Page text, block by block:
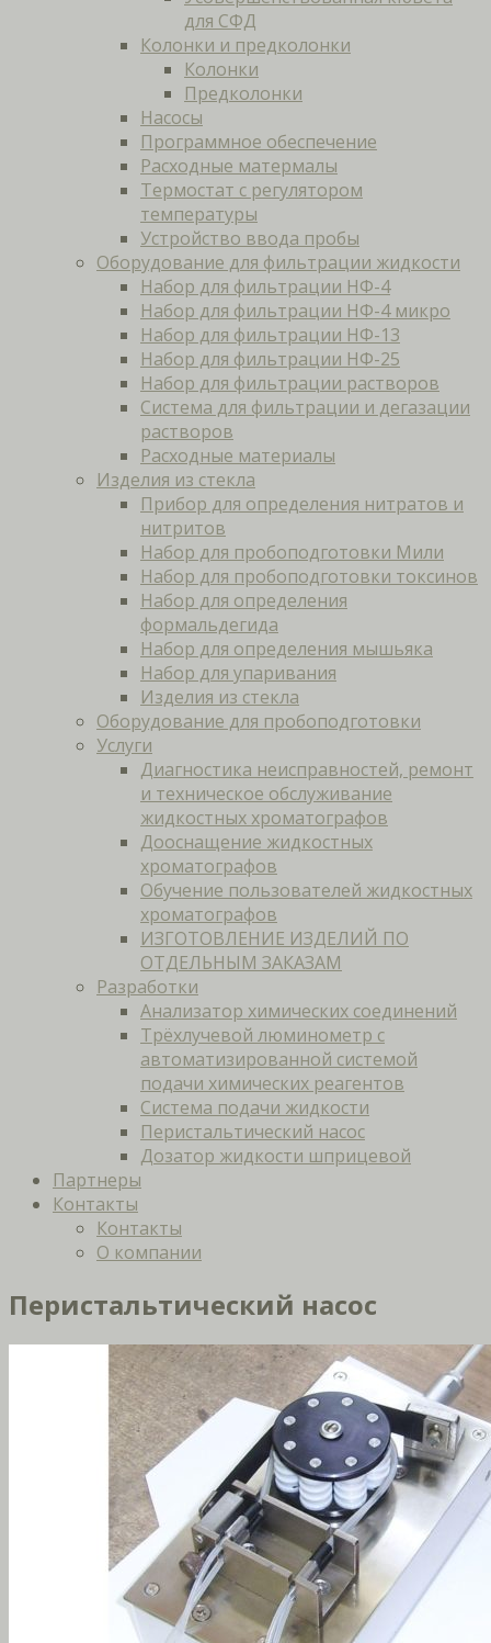
для СФД
Колонки и предколонки
Колонки
Предколонки
Насосы
Программное обеспечение
Расходные матермалы
Термостат с регулятором
температуры
Устройство ввода пробы
Оборудование для фильтрации жидкости
Набор для фильтрации НФ-4
Набор для фильтрации НФ-4 микро
Набор для фильтрации НФ-13
Набор для фильтрации НФ-25
Набор для фильтрации растворов
Система для фильтрации и дегазации
растворов
Расходные материалы
Изделия из стекла
Прибор для определения нитратов и
нитритов
Набор для пробоподготовки Мили
Набор для пробоподготовки токсинов
Набор для определения
формальдегида
Набор для определения мышьяка
Набор для упаривания
Изделия из стекла
Оборудование для пробоподготовки
Услуги
Диагностика неисправностей, ремонт
и техническое обслуживание
жидкостных хроматографов
Дооснащение жидкостных
хроматографов
Обучение пользователей жидкостных
хроматографов
ИЗГОТОВЛЕНИЕ ИЗДЕЛИЙ ПО
ОТДЕЛЬНЫМ ЗАКАЗАМ
Разработки
Анализатор химических соединений
Трёхлучевой люминометр с
автоматизированной системой
подачи химических реагентов
Система подачи жидкости
Перистальтический насос
Дозатор жидкости шприцевой
Партнеры
Контакты
Контакты
О компании
Перистальтический насос